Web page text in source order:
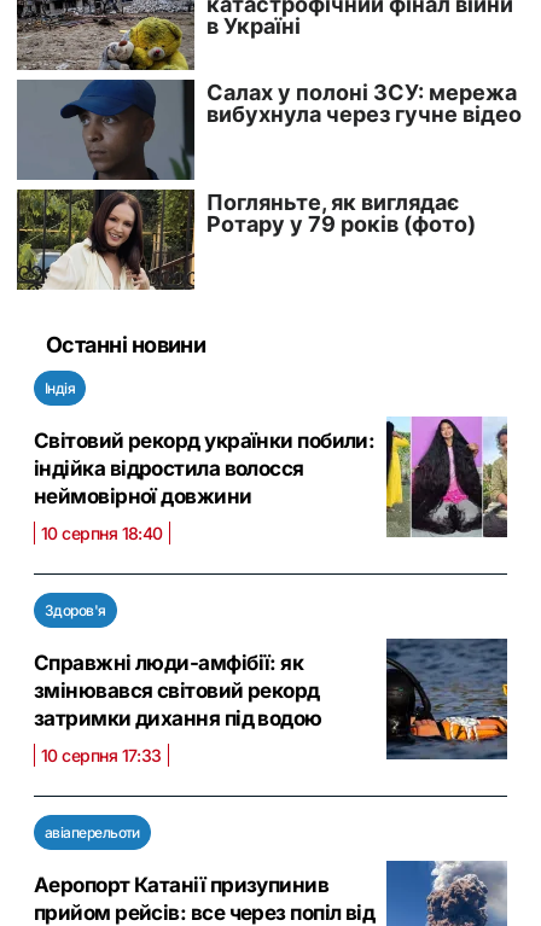
Останні новини
Індія
Світовий рекорд українки побили:
індійка відростила волосся
неймовірної довжини
10 серпня 18:40
Здоров'я
Справжні люди-амфібії: як
змінювався світовий рекорд
затримки дихання під водою
10 серпня 17:33
авіаперельоти
Аеропорт Катанії призупинив
прийом рейсів: все через попіл від